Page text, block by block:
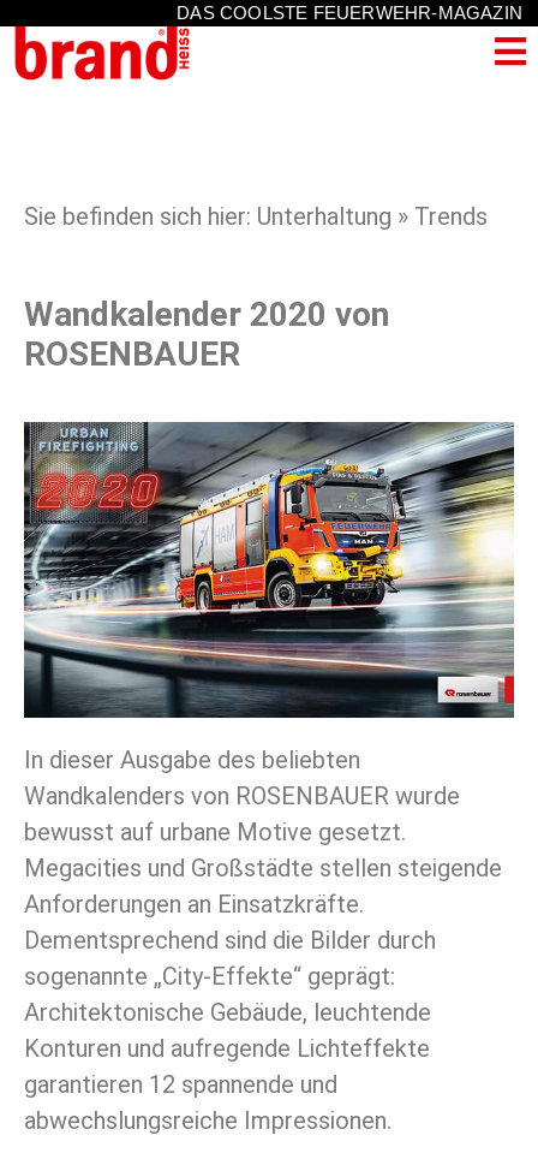
DAS COOLSTE FEUERWEHR-MAGAZIN
Sie befinden sich hier: Unterhaltung » Trends
Wandkalender 2020 von
ROSENBAUER
In dieser Ausgabe des beliebten
Wandkalenders von ROSENBAUER wurde
bewusst auf urbane Motive gesetzt.
Megacities und Großstädte stellen steigende
Anforderungen an Einsatzkräfte.
Dementsprechend sind die Bilder durch
sogenannte „City-Effekte“ geprägt:
Architektonische Gebäude, leuchtende
Konturen und aufregende Lichteffekte
garantieren 12 spannende und
abwechslungsreiche Impressionen.